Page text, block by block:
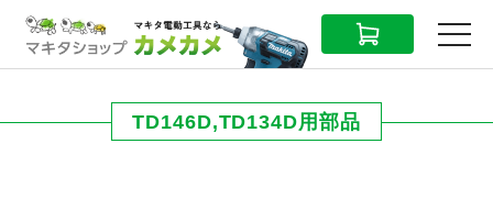
CART MENU
TD146D,TD134D用部品